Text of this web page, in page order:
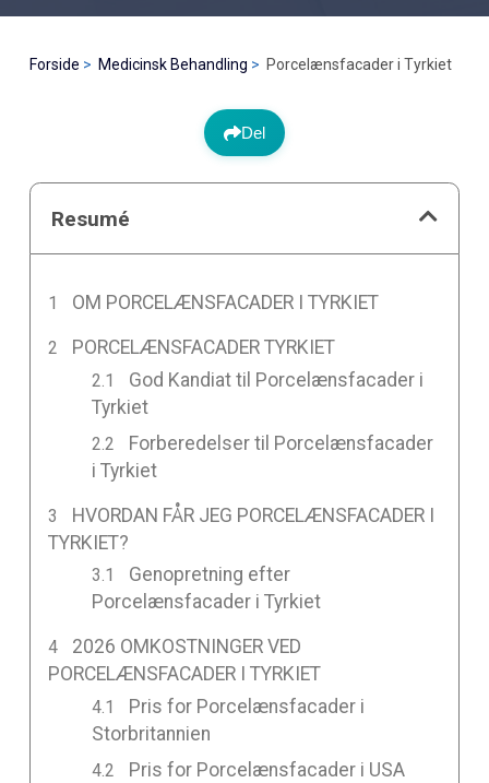
Forside Medicinsk Behandling Porcelænsfacader i Tyrkiet
Del
Resumé
OM PORCELÆNSFACADER I TYRKIET
PORCELÆNSFACADER TYRKIET
God Kandiat til Porcelænsfacader i
Tyrkiet
Forberedelser til Porcelænsfacader
i Tyrkiet
HVORDAN FÅR JEG PORCELÆNSFACADER I
TYRKIET?
Genopretning efter
Porcelænsfacader i Tyrkiet
2026 OMKOSTNINGER VED
PORCELÆNSFACADER I TYRKIET
Pris for Porcelænsfacader i
Storbritannien
Pris for Porcelænsfacader i USA